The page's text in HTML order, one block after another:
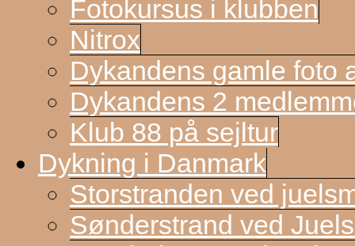
Fotokursus i klubben
Nitrox
Dykandens gamle foto
Dykandens 2
Klub 88 på sejltur
Dykning i Danmark
Storstranden ved
Sønderstrand ved